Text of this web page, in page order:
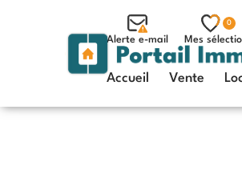
Alerte e-mail
0
Mes
Accueil Vente